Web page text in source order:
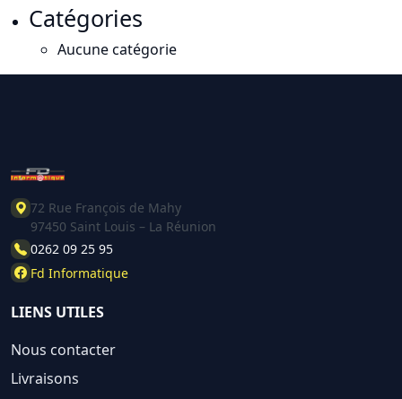
Catégories
Aucune catégorie
72 Rue François de Mahy
97450 Saint Louis – La Réunion
0262 09 25 95
Fd Informatique
LIENS UTILES
Nous contacter
Livraisons